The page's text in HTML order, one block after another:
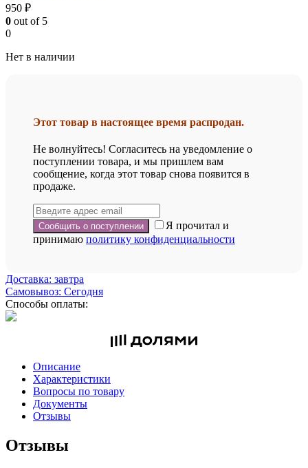
950 ₽
0 out of 5
0
Нет в наличии
Этот товар в настоящее время распродан.
Не волнуйтесь! Согласитесь на уведомление о
поступлении товара, и мы пришлем вам
сообщение, когда этот товар снова появится в
продаже.
Я прочитал и
принимаю политику конфиденциальности
Доставка: завтра
Самовывоз: Сегодня
Способы оплаты:
Описание
Характеристики
Вопросы по товару
Документы
Отзывы
Отзывы